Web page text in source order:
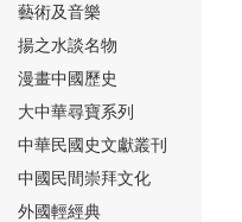
⑯
藝術及音樂
揚之水談名物
漫畫中國歷史
大中華尋寶系列
中華民國史文獻叢刊
中國民間崇拜文化
外國輕經典